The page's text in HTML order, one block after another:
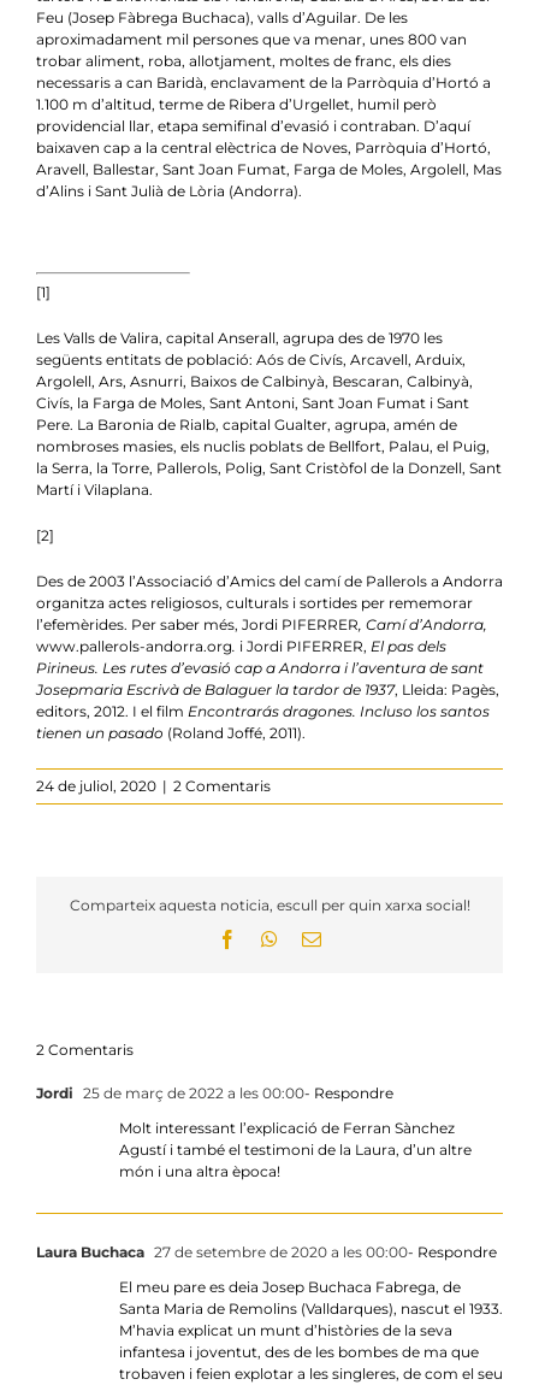
Feu (Josep Fàbrega Buchaca), valls d’Aguilar. De les
aproximadament mil persones que va menar, unes 800 van
trobar aliment, roba, allotjament, moltes de franc, els dies
necessaris a can Baridà, enclavament de la Parròquia d’Hortó a
1.100 m d’altitud, terme de Ribera d’Urgellet, humil però
providencial llar, etapa semifinal d’evasió i contraban. D’aquí
baixaven cap a la central elèctrica de Noves, Parròquia d’Hortó,
Aravell, Ballestar, Sant Joan Fumat, Farga de Moles, Argolell, Mas
d’Alins i Sant Julià de Lòria (Andorra).
[1]
Les Valls de Valira, capital Anserall, agrupa des de 1970 les
següents entitats de població: Aós de Civís, Arcavell, Arduix,
Argolell, Ars, Asnurri, Baixos de Calbinyà, Bescaran, Calbinyà,
Civís, la Farga de Moles, Sant Antoni, Sant Joan Fumat i Sant
Pere. La Baronia de Rialb, capital Gualter, agrupa, amén de
nombroses masies, els nuclis poblats de Bellfort, Palau, el Puig,
la Serra, la Torre, Pallerols, Polig, Sant Cristòfol de la Donzell, Sant
Martí i Vilaplana.
[2]
Des de 2003 l’Associació d’Amics del camí de Pallerols a Andorra
organitza actes religiosos, culturals i sortides per rememorar
l’efemèrides. Per saber més, Jordi PIFERRER, Camí d’Andorra,
www.pallerols-andorra.org. i Jordi PIFERRER, El pas dels
Pirineus. Les rutes d’evasió cap a Andorra i l’aventura de sant
Josepmaria Escrivà de Balaguer la tardor de 1937, Lleida: Pagès,
editors, 2012. I el film Encontrarás dragones. Incluso los santos
tienen un pasado (Roland Joffé, 2011).
24 de juliol, 2020 | 2 Comentaris
Comparteix aquesta noticia, escull per quin xarxa social!
FacebookWhatsApp
Email:
2 Comentaris
Jordi 25 de març de 2022 a les 00:00- Respondre
Molt interessant l’explicació de Ferran Sànchez
Agustí i també el testimoni de la Laura, d’un altre
món i una altra època!
Laura Buchaca 27 de setembre de 2020 a les 00:00- Respondre
El meu pare es deia Josep Buchaca Fabrega, de
Santa Maria de Remolins (Valldarques), nascut el 1933.
M’havia explicat un munt d’històries de la seva
infantesa i joventut, des de les bombes de ma que
trobaven i feien explotar a les singleres, de com el seu